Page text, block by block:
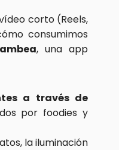
corto (Reels,
consumimos
, una app
a través de
por foodies y
la iluminación